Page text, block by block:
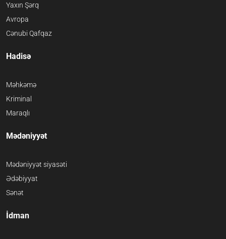
Yaxın Şərq
Avropa
Cənubi Qafqaz
Hadisə
Məhkəmə
Kriminal
Maraqlı
Mədəniyyət
Mədəniyyət siyasəti
Ədəbiyyat
Sənət
İdman